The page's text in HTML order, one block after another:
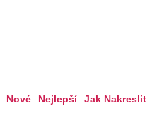
Nové Nejlepší Jak Nakreslit